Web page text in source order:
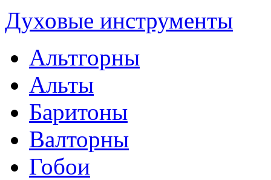
Духовые инструменты
Альтгорны
Альты
Баритоны
Валторны
Гобои